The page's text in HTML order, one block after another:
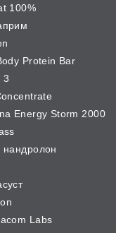
100%
Protein Bar
3
Energy Storm 2000
Labs